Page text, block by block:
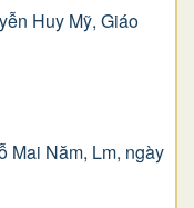
Huy Mỹ, Giáo
Mai Năm, Lm, ngày